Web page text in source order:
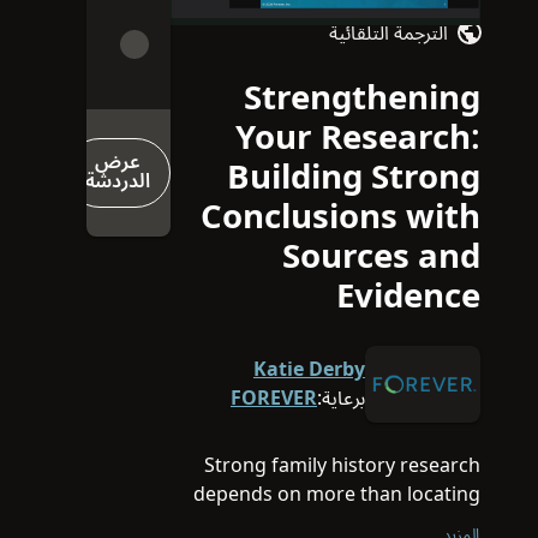
Video
الترجمة التلقائية
Strengthening
Your Research:
Building Strong
Conclusions with
Sources and
Evidence
Katie Derby
برعاية:FOREVER
Strong family history research
depends on more than locating
records—it requires
عرض
الدردشة